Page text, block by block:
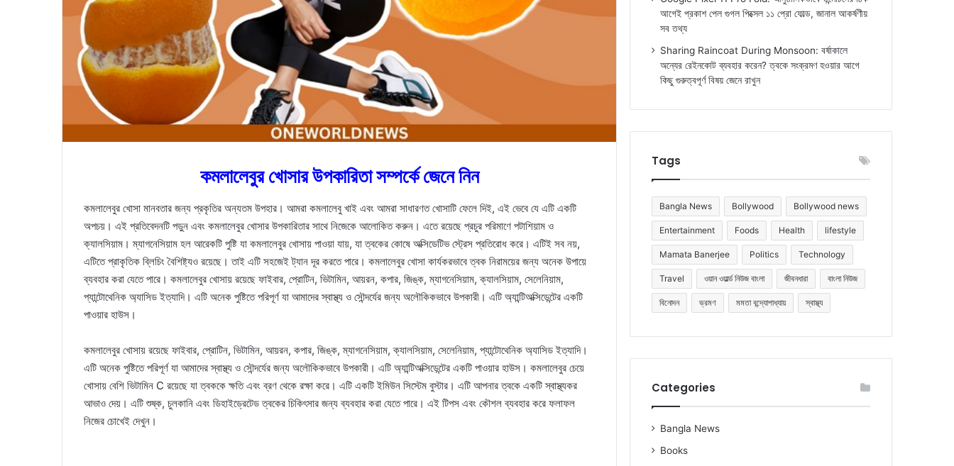
কমলালেবুর খোসার উপকারিতা সম্পর্কে জেনে নিন
কমলালেবুর খোসা মানবতার জন্য প্রকৃতির অন্যতম উপহার। আমরা কমলালেবু খাই এবং আমরা সাধারণত খোসাটি ফেলে দিই, এই ভেবে যে এটি একটি
অপচয়। এই প্রতিবেদনটি পড়ুন এবং কমলালেবুর খোসার উপকারিতার সাথে নিজেকে আলোকিত করুন। এতে রয়েছে প্রচুর পরিমাণে পটাশিয়াম ও
ক্যালসিয়াম। ম্যাগনেসিয়াম হল আরেকটি পুষ্টি যা কমলালেবুর খোসায় পাওয়া যায়, যা ত্বকের কোষে অক্সিডেটিভ স্ট্রেস প্রতিরোধ করে। এটিই সব নয়,
এটিতে প্রাকৃতিক ব্লিচিং বৈশিষ্ট্যও রয়েছে। তাই এটি সহজেই ট্যান দূর করতে পারে। কমলালেবুর খোসা কার্যকরভাবে ত্বক নিরাময়ের জন্য অনেক উপায়ে
ব্যবহার করা যেতে পারে। কমলালেবুর খোসায় রয়েছে ফাইবার, প্রোটিন, ভিটামিন, আয়রন, কপার, জিঙ্ক, ম্যাগনেসিয়াম, ক্যালসিয়াম, সেলেনিয়াম,
প্যান্টোথেনিক অ্যাসিড ইত্যাদি। এটি অনেক পুষ্টিতে পরিপূর্ণ যা আমাদের স্বাস্থ্য ও সৌন্দর্যের জন্য অলৌকিকভাবে উপকারী। এটি অ্যান্টিঅক্সিডেন্টের একটি
পাওয়ার হাউস।
কমলালেবুর খোসায় রয়েছে ফাইবার, প্রোটিন, ভিটামিন, আয়রন, কপার, জিঙ্ক, ম্যাগনেসিয়াম, ক্যালসিয়াম, সেলেনিয়াম, প্যান্টোথেনিক অ্যাসিড ইত্যাদি।
এটি অনেক পুষ্টিতে পরিপূর্ণ যা আমাদের স্বাস্থ্য ও সৌন্দর্যের জন্য অলৌকিকভাবে উপকারী। এটি অ্যান্টিঅক্সিডেন্টের একটি পাওয়ার হাউস। কমলালেবুর চেয়ে
খোসায় বেশি ভিটামিন C রয়েছে যা ত্বককে ক্ষতি এবং ব্রণ থেকে রক্ষা করে। এটি একটি ইমিউন সিস্টেম বুস্টার। এটি আপনার ত্বকে একটি স্বাস্থ্যকর
আভাও দেয়। এটি শুষ্ক, চুলকানি এবং ডিহাইড্রেটেড ত্বকের চিকিৎসার জন্য ব্যবহার করা যেতে পারে। এই টিপস এবং কৌশল ব্যবহার করে ফলাফল
নিজের চোখেই দেখুন।
আগেই প্রকাশ পেল গুগল পিক্সেল ১১ প্রো ফোল্ড, জানাল আকর্ষণীয়
সব তথ্য
Sharing Raincoat During Monsoon: বর্ষাকালে
অন্যের রেইনকোট ব্যবহার করেন? ত্বকে সংক্রমণ হওয়ার আগে
কিছু গুরুত্বপূর্ণ বিষয় জেনে রাখুন
Tags
Bangla News Bollywood Bollywood news
Entertainment Foods Health lifestyle
Mamata Banerjee Politics Technology
Travel ওয়ান ওয়ার্ল্ড নিউজ বাংলা জীবনধারা বাংলা নিউজ
বিনোদন ভ্রমণ মমতা বন্দ্যোপাধ্যায় স্বাস্থ্য
Categories
Bangla News
Books